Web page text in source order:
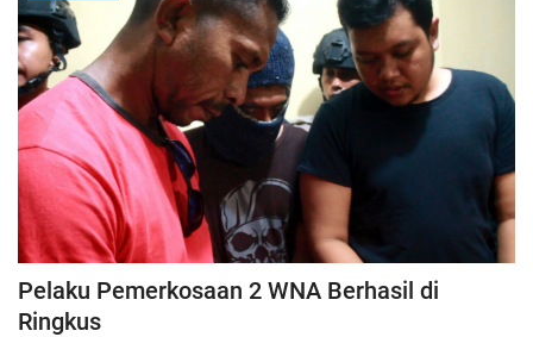
Binkam
Terms & Conditions
Reskrim
Lantas
Polisi Kita
Mitra Polisi
Giat Ops
Pelaku Pemerkosaan 2 WNA Berhasil di
Ringkus